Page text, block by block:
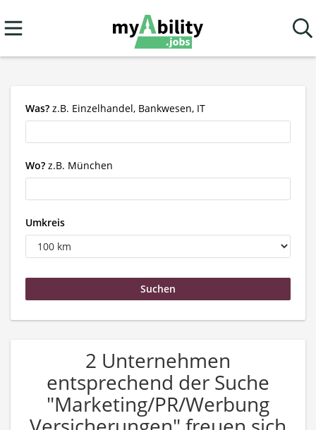
Was? z.B. Einzelhandel, Bankwesen, IT
Wo? z.B. München
Umkreis
2 Unternehmen
entsprechend der Suche
"Marketing/PR/Werbung